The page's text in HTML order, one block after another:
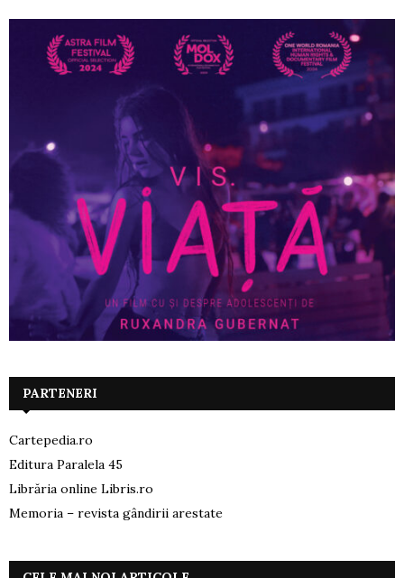
PARTENERI
Cartepedia.ro
Editura Paralela 45
Librăria online Libris.ro
Memoria – revista gândirii arestate